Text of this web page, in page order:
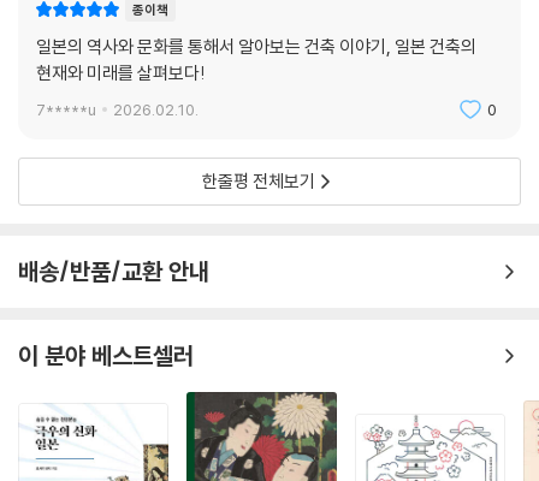
종이책
일본의 역사와 문화를 통해서 알아보는 건축 이야기, 일본 건축의
현재와 미래를 살펴보다!
7*****u 2026.02.10. 0
한줄평 전체보기
배송/반품/교환 안내
이 분야 베스트셀러